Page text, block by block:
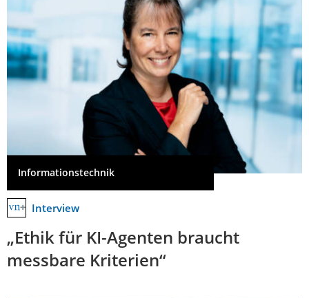
Informationstechnik
Interview
„Ethik für KI-Agenten braucht
messbare Kriterien“